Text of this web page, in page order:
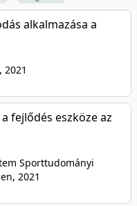
alkalmazása a
, 2021
fejlődés eszköze az
Sporttudományi
, 2021